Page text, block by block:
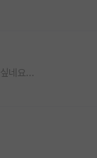
네요...